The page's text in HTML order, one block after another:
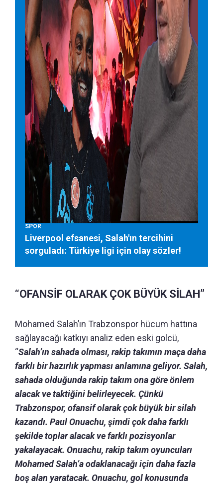
SPOR
Liverpool efsanesi, Salah'ın tercihini
sorguladı: Türkiye ligi için olay sözler!
“OFANSİF OLARAK ÇOK BÜYÜK SİLAH”
Mohamed Salah’ın Trabzonspor hücum hattına
sağlayacağı katkıyı analiz eden eski golcü,
“Salah’ın sahada olması, rakip takımın maça daha
farklı bir hazırlık yapması anlamına geliyor. Salah,
sahada olduğunda rakip takım ona göre önlem
alacak ve taktiğini belirleyecek. Çünkü
Trabzonspor, ofansif olarak çok büyük bir silah
kazandı. Paul Onuachu, şimdi çok daha farklı
şekilde toplar alacak ve farklı pozisyonlar
yakalayacak. Onuachu, rakip takım oyuncuları
Mohamed Salah’a odaklanacağı için daha fazla
boş alan yaratacak. Onuachu, gol konusunda